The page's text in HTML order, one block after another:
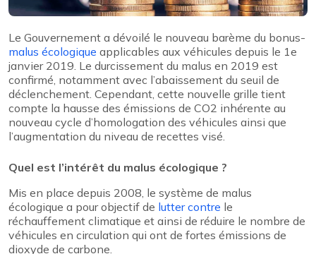
Le Gouvernement a dévoilé le nouveau barème du bonus-
malus écologique applicables aux véhicules depuis le 1e
janvier 2019. Le durcissement du malus en 2019 est
confirmé, notamment avec l’abaissement du seuil de
déclenchement. Cependant, cette nouvelle grille tient
compte la hausse des émissions de CO2 inhérente au
nouveau cycle d’homologation des véhicules ainsi que
l’augmentation du niveau de recettes visé.
Quel est l’intérêt du malus écologique ?
Mis en place depuis 2008, le système de malus
écologique a pour objectif de lutter contre le
réchauffement climatique et ainsi de réduire le nombre de
véhicules en circulation qui ont de fortes émissions de
dioxyde de carbone.